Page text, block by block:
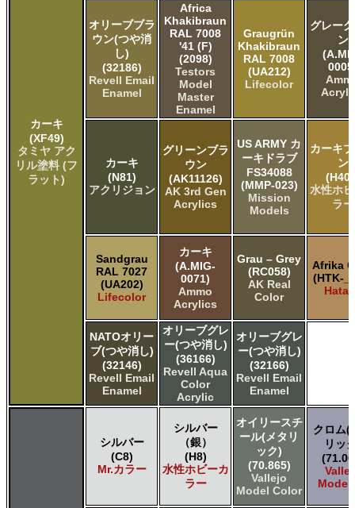
カーキ
(XF49)
タミヤ アク
リル塗料 (フ
ラット)
オリーブブラ
ウン(つや消
し)
(32186)
Revell Email
Enamel
Africa
Khakibraun
RAL 7008
'41 (F)
(2098)
Testors
Model
Master
Enamel
Graugrün
Khakibraun
RAL 7008
(UA212)
Lifecolor
グレー
ン
カーキ
(N81)
アクリジョン
グリーンブラ
ウン
(AK11126)
AK 3rd Gen
Acrylics
US ARMY カ
ーキドラブ
FS34088
(MMP-023)
Mission
Models
カーキ
ン
水性ホ
ラー
Sandgrau
RAL 7027
(UA202)
Lifecolor
カーキ
(A.MIG-
0071)
Ammo
Acrylics
Grau – Grey
(RC058)
AK Real
Color
Afrika
(HTK-
NATOオリー
ブ(つや消し)
(32146)
Revell Email
Enamel
オリーブグレ
ー(つや消し)
(36166)
Revell Aqua
Color
Acrylic
オリーブグレ
ー(つや消し)
(32166)
Revell Email
Enamel
シルバー
(C8)
Mr.カラー
シルバー
（銀）
(H8)
水性ホビーカ
ラー
オイリースチ
ール(メタリ
ック)
(70.865)
Vallejo
Model Color
クロム(
リッ
Model